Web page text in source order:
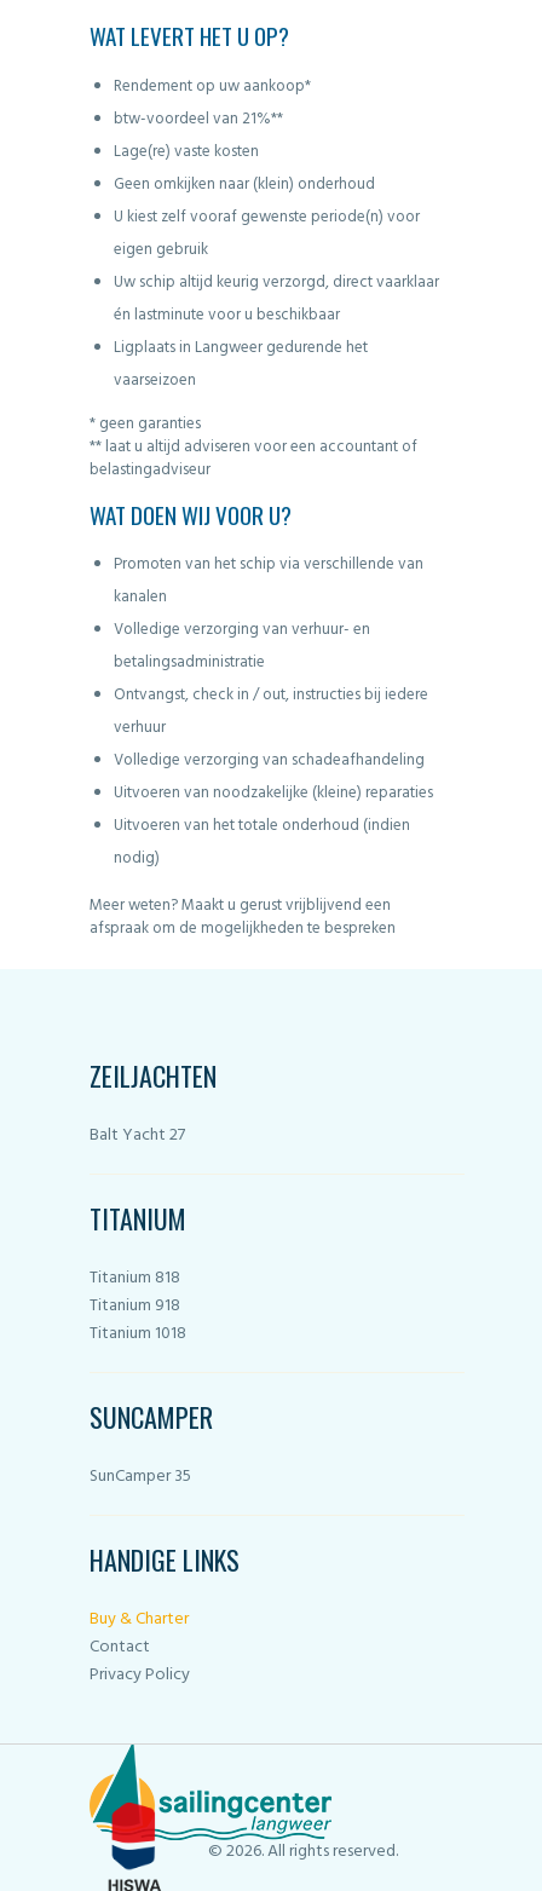
WAT LEVERT HET U OP?
Rendement op uw aankoop*
btw-voordeel van 21%**
Lage(re) vaste kosten
Geen omkijken naar (klein) onderhoud
U kiest zelf vooraf gewenste periode(n) voor
eigen gebruik
Uw schip altijd keurig verzorgd, direct vaarklaar
én lastminute voor u beschikbaar
Ligplaats in Langweer gedurende het
vaarseizoen
* geen garanties
** laat u altijd adviseren voor een accountant of
belastingadviseur
WAT DOEN WIJ VOOR U?
Promoten van het schip via verschillende van
kanalen
Volledige verzorging van verhuur- en
betalingsadministratie
Ontvangst, check in / out, instructies bij iedere
verhuur
Volledige verzorging van schadeafhandeling
Uitvoeren van noodzakelijke (kleine) reparaties
Uitvoeren van het totale onderhoud (indien
nodig)
Meer weten? Maakt u gerust vrijblijvend een
afspraak om de mogelijkheden te bespreken
ZEILJACHTEN
Balt Yacht 27
TITANIUM
Titanium 818
Titanium 918
Titanium 1018
SUNCAMPER
SunCamper 35
HANDIGE LINKS
Buy & Charter
Contact
Privacy Policy
© 2026. All rights reserved.